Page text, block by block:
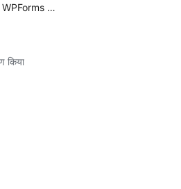
…
किया